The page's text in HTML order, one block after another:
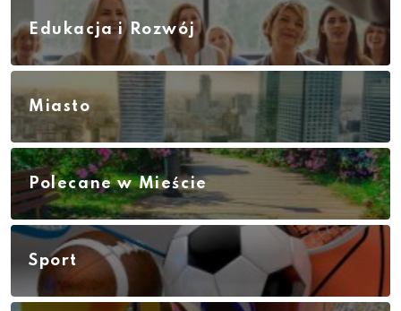
Edukacja i Rozwój
Miasto
Polecane w Mieście
Sport